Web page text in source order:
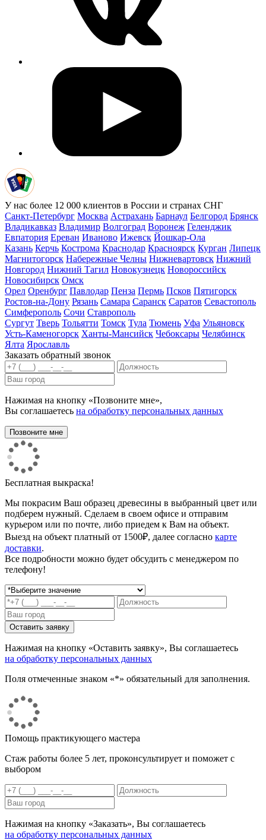
У нас более 12 000 клиентов в России и странах СНГ
Санкт-Петербург Москва Астрахань Барнаул Белгород Брянск
Владикавказ Владимир Волгоград Воронеж Геленджик
Евпатория Ереван Иваново Ижевск Йошкар-Ола
Казань Керчь Кострома Краснодар Красноярск Курган Липецк
Магнитогорск Набережные Челны Нижневартовск Нижний
Новгород Нижний Тагил Новокузнецк Новороссийск
Новосибирск Омск
Орел Оренбург Павлодар Пенза Пермь Псков Пятигорск
Ростов-на-Дону Рязань Самара Саранск Саратов Севастополь
Симферополь Сочи Ставрополь
Сургут Тверь Тольятти Томск Тула Тюмень Уфа Ульяновск
Усть-Каменогорск Ханты-Мансийск Чебоксары Челябинск
Ялта Ярославль
Заказать обратный звонок
Нажимая на кнопку «Позвоните мне»,
Вы соглашаетесь на обработку персональных данных
Бесплатная выкраска!
Мы покрасим Ваш образец древесины в выбранный цвет или
подберем нужный. Сделаем в своем офисе и отправим
курьером или по почте, либо приедем к Вам на объект.
Выезд на объект платный от 1500₽, далее согласно карте
доставки.
Все подробности можно будет обсудить с менеджером по
телефону!
Нажимая на кнопку «Оставить заявку», Вы соглашаетесь
на обработку персональных данных
Поля отмеченные знаком «*» обязательный для заполнения.
Помощь практикующего мастера
Стаж работы более 5 лет, проконсультирует и поможет с
выбором
Нажимая на кнопку «Заказать», Вы соглашаетесь
на обработку персональных данных